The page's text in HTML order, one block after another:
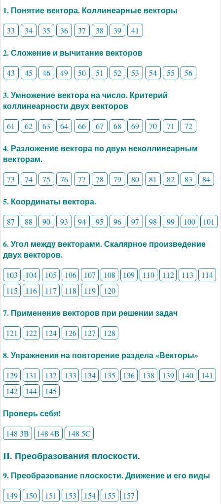
1. Понятие вектора. Коллинеарные векторы
33 34 35 36 37 38 39 41
2. Сложение и вычитание векторов
43 45 46 49 50 51 52 53 54 55 56
3. Умножение вектора на число. Критерий
коллинеарности двух векторов
61 62 63 64 66 67 68 69 70 71 72
4. Разложение вектора по двум неколлинеарным
векторам.
73 74 75 76 77 78 79 80 81 82 83 84
5. Координаты вектора.
87 88 90 93 94 95 96 97 98 99 100 101
6. Угол между векторами. Скалярное произведение
двух векторов.
103 104 105 106 107 108 109 110 112 113
114
115
116 117 118 119 120
7. Применение векторов при решении задач
121 122 124 126 127 128
8. Упражнения на повторение раздела «Векторы»
129 131 132 133 134 135 136 138 139 140
141
142
144 145
Проверь себя!
148 3B 148 4B 148 5C
II. Преобразования плоскости.
9. Преобразование плоскости. Движение и его виды
149 150 151 153 154 155 157